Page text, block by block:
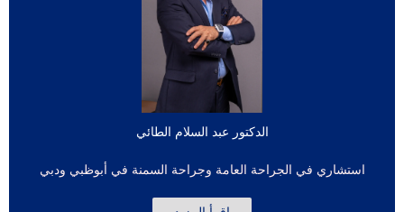
الدكتور عبد السلام الطائي
استشاري في الجراحة العامة وجراحة السمنة في أبوظبي ودبي